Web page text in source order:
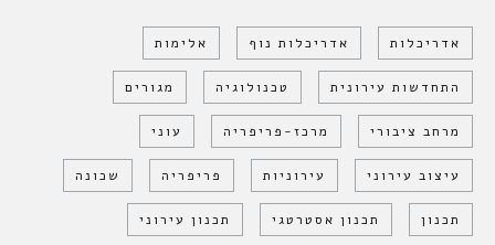
אדריכלות אדריכלות נוף אלימות
התחדשות עירונית טכנולוגיה מגורים
מרחב ציבורי מרכז-פריפריה עוני
עיצוב עירוני עירוניות פריפריה שכונה
תכנון תכנון אסטרטגי תכנון עירוני